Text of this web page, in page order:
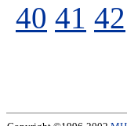
40 41 42